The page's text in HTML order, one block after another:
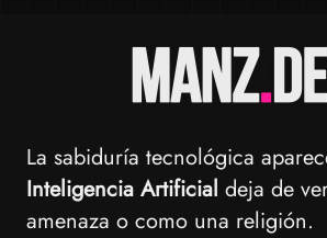
La sabiduría tecnológica
Inteligencia Artificial deja de
amenaza o como una religión.